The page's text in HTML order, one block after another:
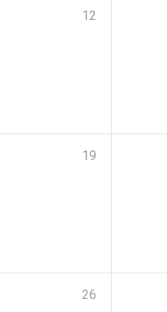
12
19
26